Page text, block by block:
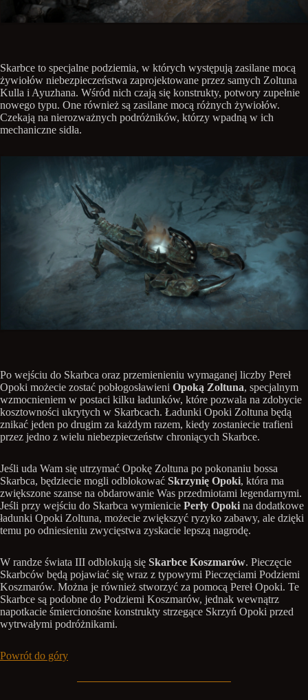
Skarbce to specjalne podziemia, w których występują zasilane mocą
żywiołów niebezpieczeństwa zaprojektowane przez samych Zoltuna
Kulla i Ayuzhana. Wśród nich czają się konstrukty, potwory zupełnie
nowego typu. One również są zasilane mocą różnych żywiołów.
Czekają na nierozważnych podróżników, którzy wpadną w ich
mechaniczne sidła.
Po wejściu do Skarbca oraz przemienieniu wymaganej liczby Pereł
Opoki możecie zostać pobłogosławieni Opoką Zoltuna, specjalnym
wzmocnieniem w postaci kilku ładunków, które pozwala na zdobycie
kosztowności ukrytych w Skarbcach. Ładunki Opoki Zoltuna będą
znikać jeden po drugim za każdym razem, kiedy zostaniecie trafieni
przez jedno z wielu niebezpieczeństw chroniących Skarbce.
Jeśli uda Wam się utrzymać Opokę Zoltuna po pokonaniu bossa
Skarbca, będziecie mogli odblokować Skrzynię Opoki, która ma
zwiększone szanse na obdarowanie Was przedmiotami legendarnymi.
Jeśli przy wejściu do Skarbca wymienicie Perły Opoki na dodatkowe
ładunki Opoki Zoltuna, możecie zwiększyć ryzyko zabawy, ale dzięki
temu po odniesieniu zwycięstwa zyskacie lepszą nagrodę.
W randze świata III odblokują się Skarbce Koszmarów. Pieczęcie
Skarbców będą pojawiać się wraz z typowymi Pieczęciami Podziemi
Koszmarów. Można je również stworzyć za pomocą Pereł Opoki. Te
Skarbce są podobne do Podziemi Koszmarów, jednak wewnątrz
napotkacie śmiercionośne konstrukty strzegące Skrzyń Opoki przed
wytrwałymi podróżnikami.
Powrót do góry